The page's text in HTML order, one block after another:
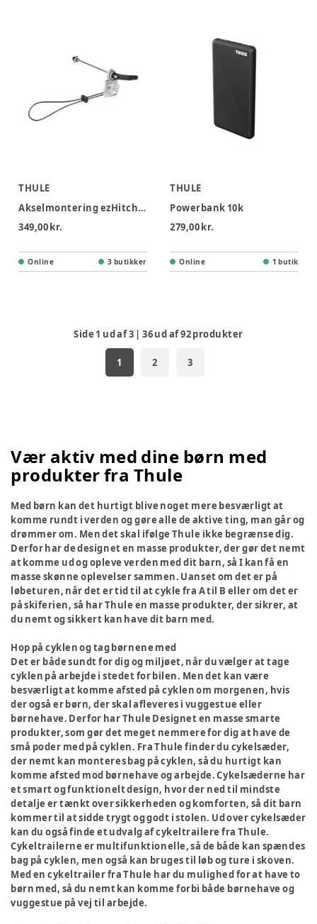
THULE
Akselmontering ezHitch™ plade med quick release
349,00 kr.
Online 3 butikker
THULE
Powerbank 10k
279,00 kr.
Online 1 butik
Side 1 ud af3 |36ud af92produkter
1 2 3
Vær aktiv med dine børn med
produkter fra Thule
Med børn kan det hurtigt blive noget mere besværligt at
komme rundt i verden og gøre alle de aktive ting, man går og
drømmer om. Men det skal ifølge Thule ikke begrænse dig.
Derfor har de designet en masse produkter, der gør det nemt
at komme ud og opleve verden med dit barn, så I kan få en
masse skønne oplevelser sammen. Uanset om det er på
løbeturen, når det er tid til at cykle fra A til B eller om det er
på skiferien, så har Thule en masse produkter, der sikrer, at
du nemt og sikkert kan have dit barn med.
Hop på cyklen og tag børnene med
Det er både sundt for dig og miljøet, når du vælger at tage
cyklen på arbejde i stedet for bilen. Men det kan være
besværligt at komme afsted på cyklen om morgenen, hvis
der også er børn, der skal afleveres i vuggestue eller
børnehave. Derfor har Thule Designet en masse smarte
produkter, som gør det meget nemmere for dig at have de
små poder med på cyklen. Fra Thule finder du cykelsæder,
der nemt kan monteres bag på cyklen, så du hurtigt kan
komme afsted mod børnehave og arbejde. Cykelsæderne har
et smart og funktionelt design, hvor der ned til mindste
detalje er tænkt over sikkerheden og komforten, så dit barn
kommer til at sidde trygt og godt i stolen. Ud over cykelsæder
kan du også finde et udvalg af cykeltrailere fra Thule.
Cykeltrailerne er multifunktionelle, så de både kan spændes
bag på cyklen, men også kan bruges til løb og ture i skoven.
Med en cykeltrailer fra Thule har du mulighed for at have to
børn med, så du nemt kan komme forbi både børnehave og
vuggestue på vej til arbejde.